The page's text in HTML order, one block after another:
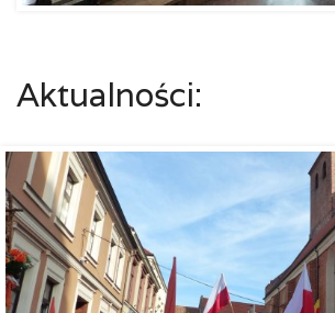
Aktualności: